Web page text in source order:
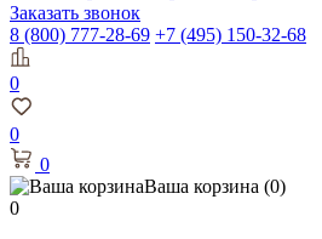
Заказать звонок
8 (800) 777-28-69 +7 (495) 150-32-68
0
0
0
Ваша корзина (0)
0